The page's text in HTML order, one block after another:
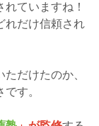
れていますね！
れだけ信頼され
だけたのか、
です。